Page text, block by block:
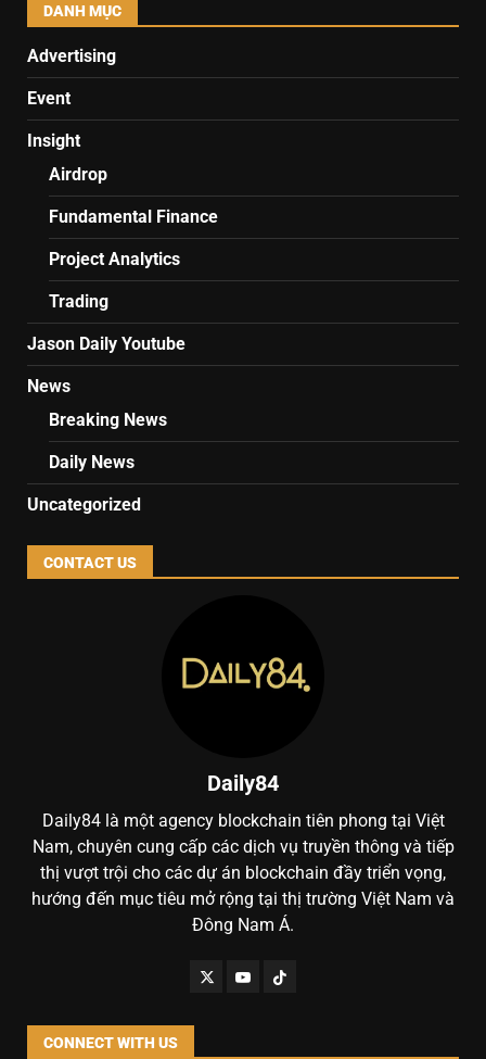
DANH MỤC
Advertising
Event
Insight
Airdrop
Fundamental Finance
Project Analytics
Trading
Jason Daily Youtube
News
Breaking News
Daily News
Uncategorized
CONTACT US
Daily84
Daily84 là một agency blockchain tiên phong tại Việt
Nam, chuyên cung cấp các dịch vụ truyền thông và tiếp
thị vượt trội cho các dự án blockchain đầy triển vọng,
hướng đến mục tiêu mở rộng tại thị trường Việt Nam và
Đông Nam Á.
CONNECT WITH US